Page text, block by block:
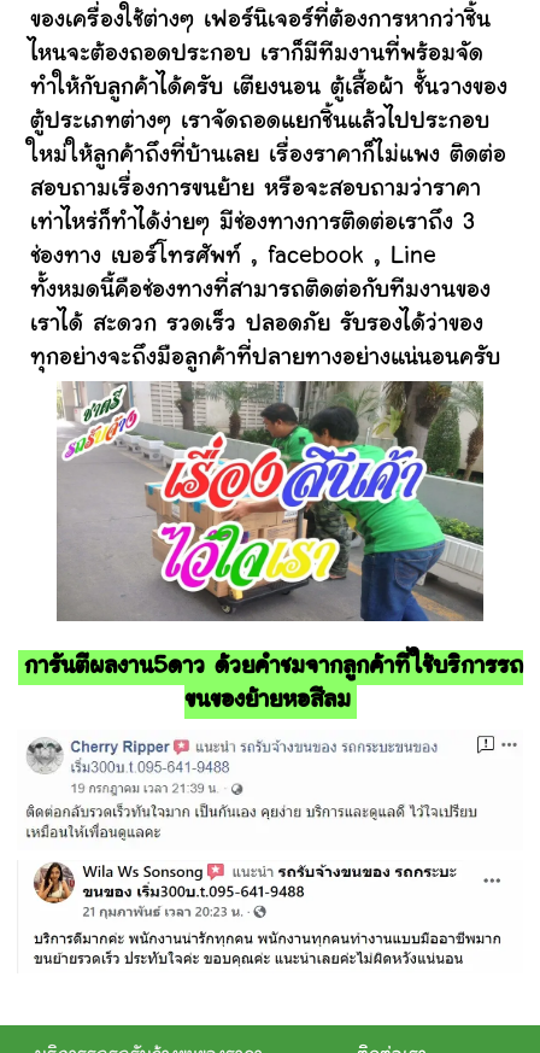
ของเครื่องใช้ต่างๆ เฟอร์นิเจอร์ที่ต้องการหากว่าชิ้น
ไหนจะต้องถอดประกอบ เราก็มีทีมงานที่พร้อมจัด
ทำให้กับลูกค้าได้ครับ เตียงนอน ตู้เสื้อผ้า ชั้นวางของ
ตู้ประเภทต่างๆ เราจัดถอดแยกชิ้นแล้วไปประกอบ
ใหม่ให้ลูกค้าถึงที่บ้านเลย เรื่องราคาก็ไม่แพง ติดต่อ
สอบถามเรื่องการขนย้าย หรือจะสอบถามว่าราคา
เท่าไหร่ก็ทำได้ง่ายๆ มีช่องทางการติดต่อเราถึง 3
ช่องทาง เบอร์โทรศัพท์ , facebook , Line
ทั้งหมดนี้คือช่องทางที่สามารถติดต่อกับทีมงานของ
เราได้ สะดวก รวดเร็ว ปลอดภัย รับรองได้ว่าของ
ทุกอย่างจะถึงมือลูกค้าที่ปลายทางอย่างแน่นอนครับ
การันตีผลงาน5ดาว ด้วยคำชมจากลูกค้าที่ใช้บริการรถ
ขนของย้ายหอสีลม